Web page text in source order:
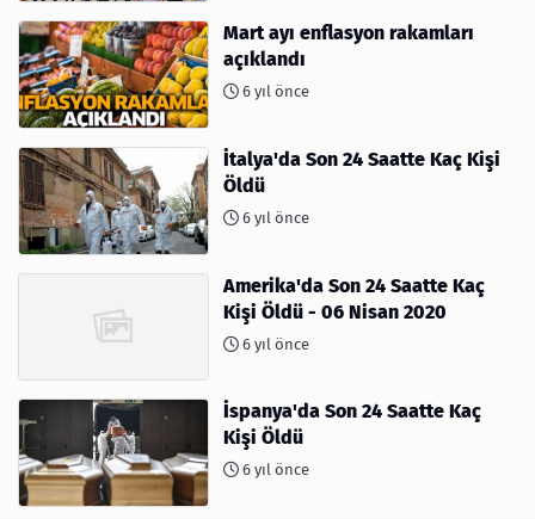
Mart ayı enflasyon rakamları
açıklandı
6 yıl önce
İtalya'da Son 24 Saatte Kaç Kişi
Öldü
6 yıl önce
Amerika'da Son 24 Saatte Kaç
Kişi Öldü - 06 Nisan 2020
6 yıl önce
İspanya'da Son 24 Saatte Kaç
Kişi Öldü
6 yıl önce